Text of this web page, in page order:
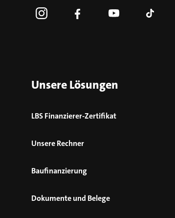
Unsere Lösungen
LBS Finanzierer-Zertifikat
Unsere Rechner
Baufinanzierung
Dokumente und Belege